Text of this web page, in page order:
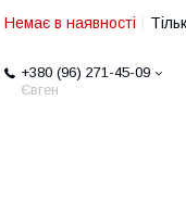
Немає в наявності
+380 (96) 271-45-09
Євген